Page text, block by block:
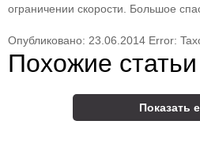
ограничении скорости. Большое
Опубликовано: 23.06.2014 Error:
Похожие статьи
Показать